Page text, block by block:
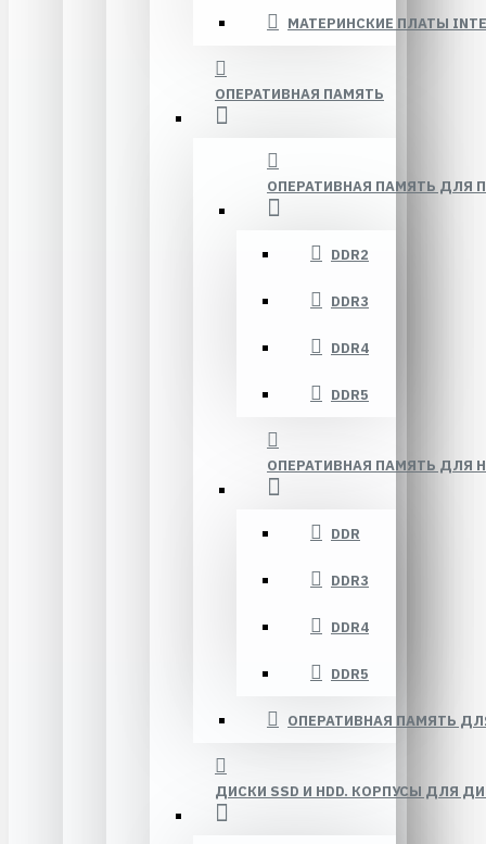
МАТЕРИНСКИЕ ПЛАТЫ
ОПЕРАТИВНАЯ ПАМЯТЬ
ОПЕРАТИВНАЯ ПАМЯТЬ ДЛЯ
DDR2
DDR3
DDR4
DDR5
ОПЕРАТИВНАЯ ПАМЯТЬ ДЛЯ
DDR
DDR3
DDR4
DDR5
ОПЕРАТИВНАЯ ПАМЯТЬ
ДИСКИ SSD И HDD. КОРПУСЫ ДЛЯ